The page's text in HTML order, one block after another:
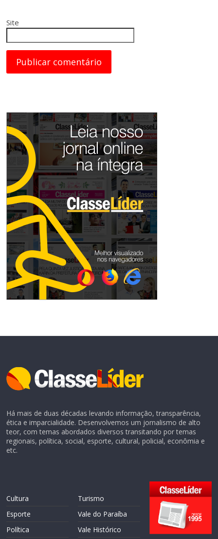
Site
Há mais de duas décadas levando informação, transparência,
ética e imparcialidade. Desenvolvemos um jornalismo de alto
teor, com temas abordados diversos transitando por temas
regionais, política, social, esporte, cultural, policial, econômia e
etc.
Cultura
Esporte
Política
Turismo
Vale do Paraíba
Vale Histórico